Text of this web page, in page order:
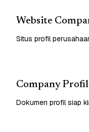
Website
Situs profil
Company
Dokumen profil siap